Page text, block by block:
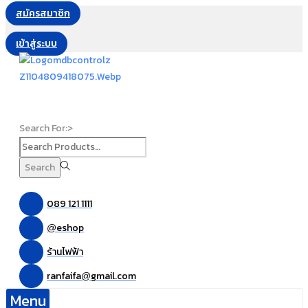
สมัครสมาชิก
เข้าสู่ระบบ
Search For:>
Search
089 121 1111
@eshop
ร้านไฟฟ้า
ranfaifa@gmail.com
Menu